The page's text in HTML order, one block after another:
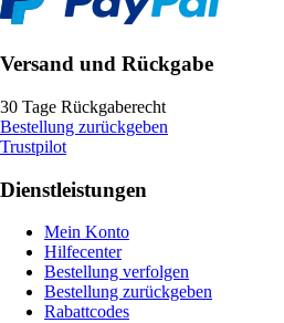
Versand und Rückgabe
30 Tage Rückgaberecht
Bestellung zurückgeben
Trustpilot
Dienstleistungen
Mein Konto
Hilfecenter
Bestellung verfolgen
Bestellung zurückgeben
Rabattcodes